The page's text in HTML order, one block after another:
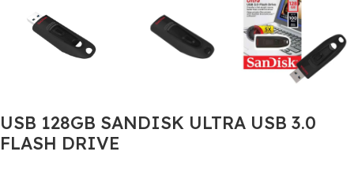
USB 128GB SANDISK ULTRA USB 3.0
FLASH DRIVE